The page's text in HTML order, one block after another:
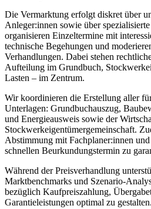
Die Vermarktung erfolgt diskret über
Anleger:innen sowie über
organisieren Einzeltermine mit
technische Begehungen und
Verhandlungen. Dabei stehen
Aufteilung im Grundbuch,
Lasten – im Zentrum.
Wir koordinieren die Erstellung aller
Unterlagen: Grundbuchauszug,
und Energieausweis sowie der
Stockwerkeigentümergemeinschaft.
Abstimmung mit Fachplaner:innen
schnellen Beurkundungstermin zu
Während der Preisverhandlung
Marktbenchmarks und Szenario-
bezüglich Kaufpreiszahlung,
Garantieleistungen optimal zu